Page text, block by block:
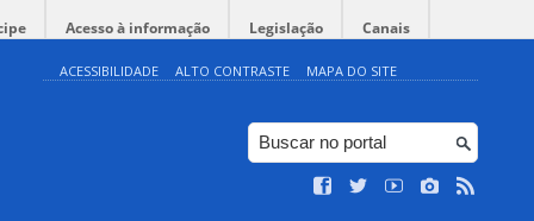
Acesso à informação Legislação Canais
ACESSIBILIDADE ALTO CONTRASTE MAPA DO SITE